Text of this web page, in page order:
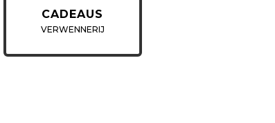
CADEAUS
VERWENNERIJ